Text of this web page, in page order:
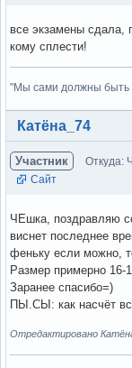
все экзамены сдала,
кому сплести!
"Мы сами должны быть
Вне форума
Катёна_74
Участник Откуда:
Сайт
ЧЕшка, поздравляю
виснет последнее
феньку если можно,
Размер примерно 16-
Заранее спасибо=)
ПЫ.СЫ: как насчёт
Отредактировано